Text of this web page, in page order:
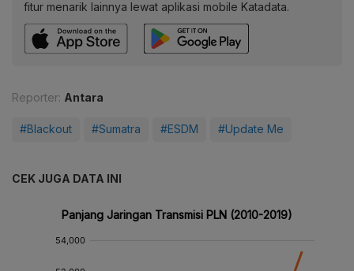
fitur menarik lainnya lewat aplikasi mobile Katadata.
Reporter: Antara
#Blackout #Sumatra #ESDM #Update Me
CEK JUGA DATA INI